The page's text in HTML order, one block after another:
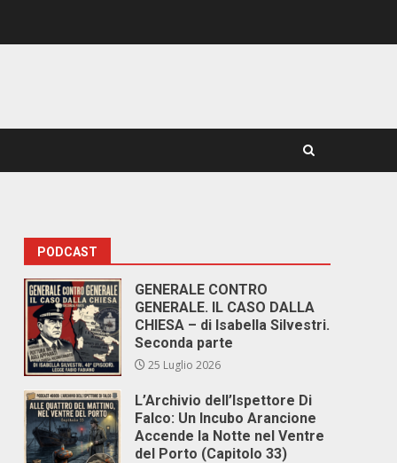
PODCAST
GENERALE CONTRO
GENERALE. IL CASO DALLA
CHIESA – di Isabella Silvestri.
Seconda parte
25 Luglio 2026
L’Archivio dell’Ispettore Di
Falco: Un Incubo Arancione
Accende la Notte nel Ventre
del Porto (Capitolo 33)